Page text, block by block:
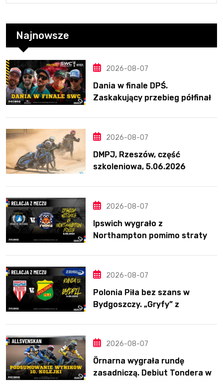
Najnowsze
2026-08-07
Dania w finale DPŚ.
Zaskakujący przebieg półfinału
2026-08-07
DMPJ, Rzeszów, część
szkoleniowa, 5.06.2026
2026-08-07
Ipswich wygrało z
Northampton pomimo straty
2026-08-07
Polonia Piła bez szans w
Bydgoszczy. „Gryfy” z
2026-08-07
Örnarna wygrała rundę
zasadniczą. Debiut Tondera w